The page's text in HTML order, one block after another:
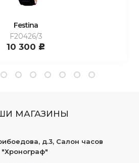
Festina
F20426/3
10 300 c
МАГАЗИНЫ
д.3, Салон часов
"Хронограф"